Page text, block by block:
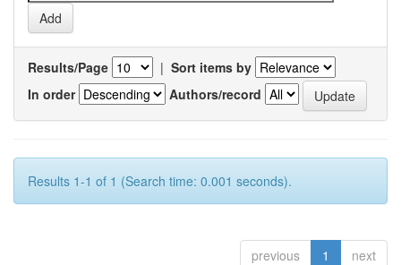
Results/Page | Sort items by
In order
Authors/record
Results 1-1 of 1 (Search time: 0.001 seconds).
previous 1 next